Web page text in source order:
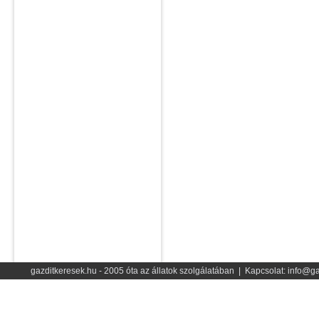
gazditkeresek.hu - 2005 óta az állatok szolgálatában | Kapcsolat: